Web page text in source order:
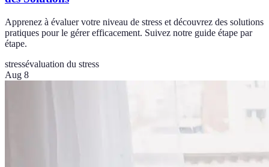
Apprenez à évaluer votre niveau de stress et découvrez des solutions
pratiques pour le gérer efficacement. Suivez notre guide étape par
étape.
stressévaluation du stress
Aug 8